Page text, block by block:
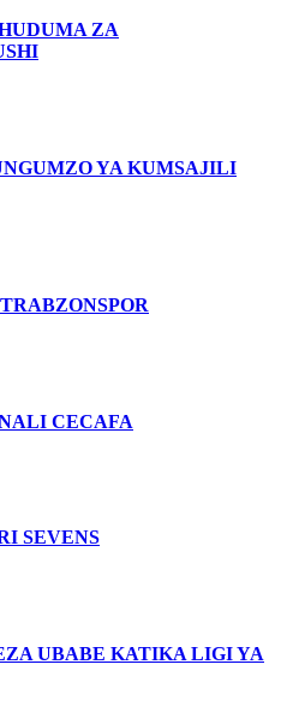
ZA
YA KUMSAJILI
CECAFA
SEVENS
UBABE KATIKA LIGI YA